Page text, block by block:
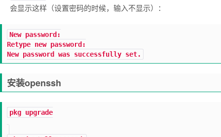
会显示这样（设置密码的时候，输入不显示）：
New password:
Retype new password:
New password was successfully set.
安装openssh
pkg upgrade